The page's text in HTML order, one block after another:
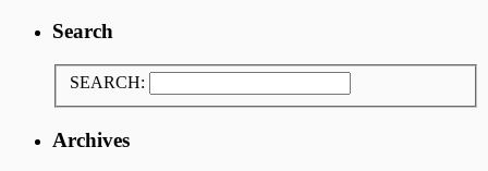
Search
SEARCH:
Archives